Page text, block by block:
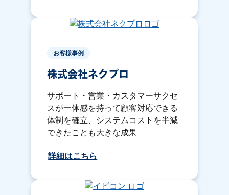
お客様事例
株式会社ネクプロ
サポート・営業・カスタマーサクセ
スが一体感を持って顧客対応できる
体制を確立、システムコストを半減
できたことも大きな成果
詳細はこちら